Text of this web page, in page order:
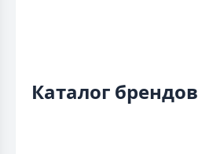
Каталог брендов